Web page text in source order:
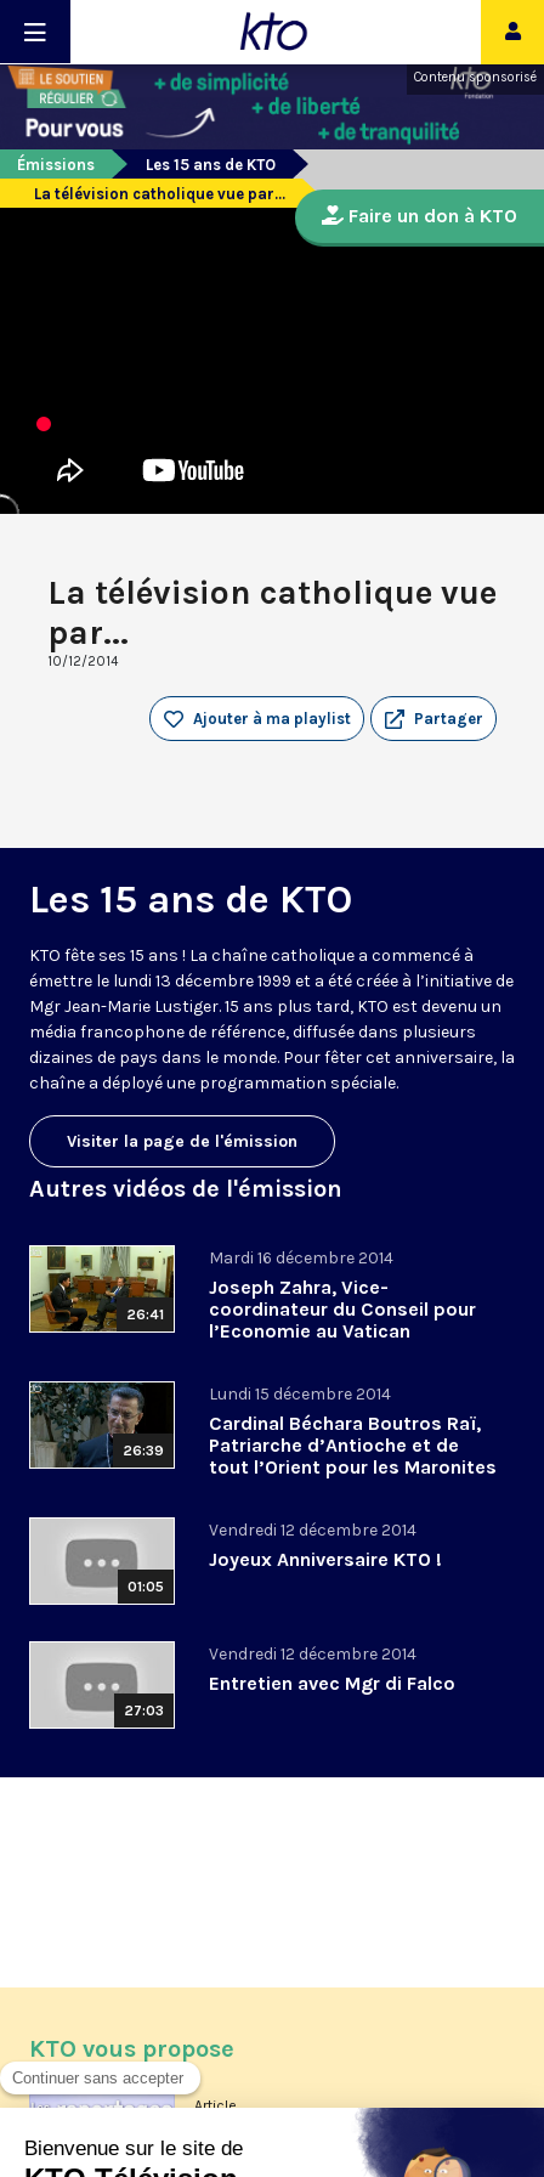
Contenu sponsorisé
Émissions
Les 15 ans de KTO
La télévision catholique vue par...
La télévision catholique vue
par...
10/12/2014
Partager
Ajouter à ma playlist
Les 15 ans de KTO
KTO fête ses 15 ans ! La chaîne catholique a commencé à
émettre le lundi 13 décembre 1999 et a été créée à l’initiative de
Mgr Jean-Marie Lustiger. 15 ans plus tard, KTO est devenu un
média francophone de référence, diffusée dans plusieurs
dizaines de pays dans le monde. Pour fêter cet anniversaire, la
chaîne a déployé une programmation spéciale.
Visiter la page de l'émission
Autres vidéos de l'émission
26:41
Mardi 16 décembre 2014
Joseph Zahra, Vice-
coordinateur du Conseil pour
l’Economie au Vatican
26:39
Lundi 15 décembre 2014
Cardinal Béchara Boutros Raï,
Patriarche d’Antioche et de
tout l’Orient pour les Maronites
01:05
Vendredi 12 décembre 2014
Joyeux Anniversaire KTO !
27:03
Vendredi 12 décembre 2014
Entretien avec Mgr di Falco
Faire un don à KTO
KTO vous propose
Article
Les reportages d'été 2026 de KTO